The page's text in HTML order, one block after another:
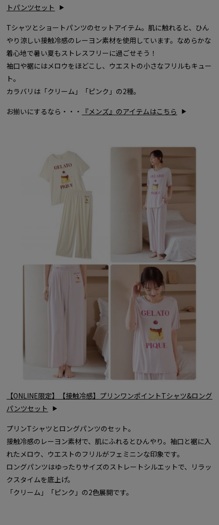
トパンツセット
Tシャツとショートパンツのセットアイテム。肌に触れると、ひん
やり涼しい接触冷感のレーヨン素材を使用しています。なめらかな
着心地で暑い夏もストレスフリーに過ごせそう！
袖口や裾にはメロウをほどこし、ウエストの小さなフリルもキュー
ト。
カラバリは「クリーム」「ピンク」の2種。
お揃いにするなら・・・ 『メンズ』のアイテムはこちら
【ONLINE限定】【接触冷感】プリンワンポイントTシャツ&ロング
パンツセット
プリンTシャツとロングパンツのセット。
接触冷感のレーヨン素材で、肌にふれるとひんやり。袖口と裾に入
れたメロウ、ウエストのフリルがフェミニンな印象です。
ロングパンツはゆったりサイズのストレートシルエットで、リラッ
クスタイムを底上げ。
「クリーム」「ピンク」の2色展開です。